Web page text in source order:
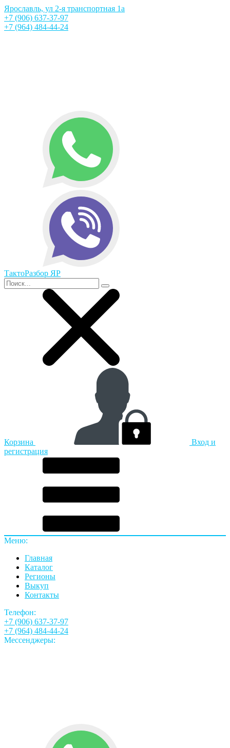
Ярославль, ул 2-я транспортная 1а
+7 (906) 637-37-97
+7 (964) 484-44-24
ТактоРазбор ЯР
Корзина
Вход и
регистрация
Меню:
Главная
Каталог
Регионы
Выкуп
Контакты
Телефон:
+7 (906) 637-37-97
+7 (964) 484-44-24
Мессенджеры: